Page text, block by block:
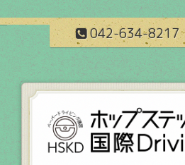
042-634-8217